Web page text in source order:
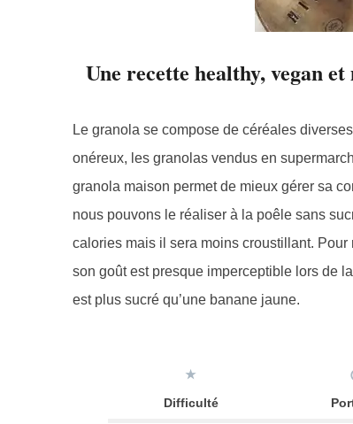
Une recette healthy, vegan
Le granola se compose de céréales
onéreux, les granolas vendus en
granola maison permet de mieux gérer sa
nous pouvons le réaliser à la poêle sans
calories mais il sera moins croustillant.
son goût est presque imperceptible lors de
est plus sucré qu’une banane jaune.
★
Difficulté